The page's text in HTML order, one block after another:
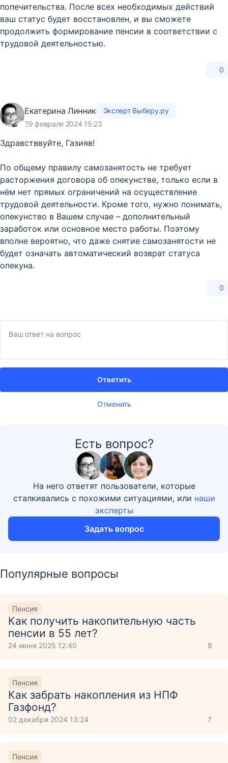
попечительства. После всех необходимых действий
ваш статус будет восстановлен, и вы сможете
продолжить формирование пенсии в соответствии с
трудовой деятельностью.
0
Екатерина Линник
Эксперт Выберу.ру
29 февраля 2024 15:23
Здравстввуйте, Газияв!
По общему правилу самозанятость не требует
расторжения договора об опекунстве, только если в
нём нет прямых ограничений на осуществление
трудовой деятельности. Кроме того, нужно понимать,
опекунство в Вашем случае – дополнительный
заработок или основное место работы. Поэтому
вполне вероятно, что даже снятие самозанятости не
будет означать автоматический возврат статуса
опекуна.
0
Отменить
Ответить
Есть вопрос?
На него ответят пользователи, которые
сталкивались с похожими ситуациями, или наши
эксперты
Задать вопрос
Популярные вопросы
Пенсия
Как получить накопительную часть
пенсии в 55 лет?
24 июня 2025 12:40 8
Пенсия
Как забрать накопления из НПФ
Газфонд?
02 декабря 2024 13:24 7
Пенсия